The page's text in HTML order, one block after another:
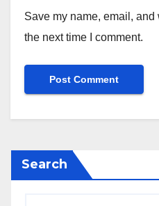
Save my name, email,
the next time I comment.
Search